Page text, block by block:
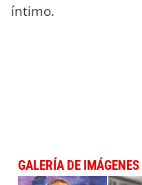
íntimo.
GALERÍA DE IMÁGENES